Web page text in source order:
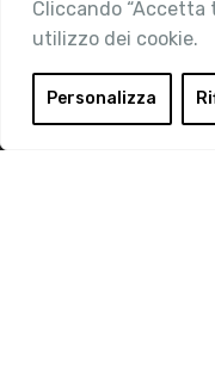
Cliccando
utilizzo dei cookie.
Personalizza
Area Riservata
Login
Diventa Socio